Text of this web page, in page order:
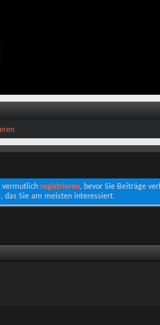
vermutlich registrieren, bevor Sie Beiträge
das Sie am meisten interessiert.